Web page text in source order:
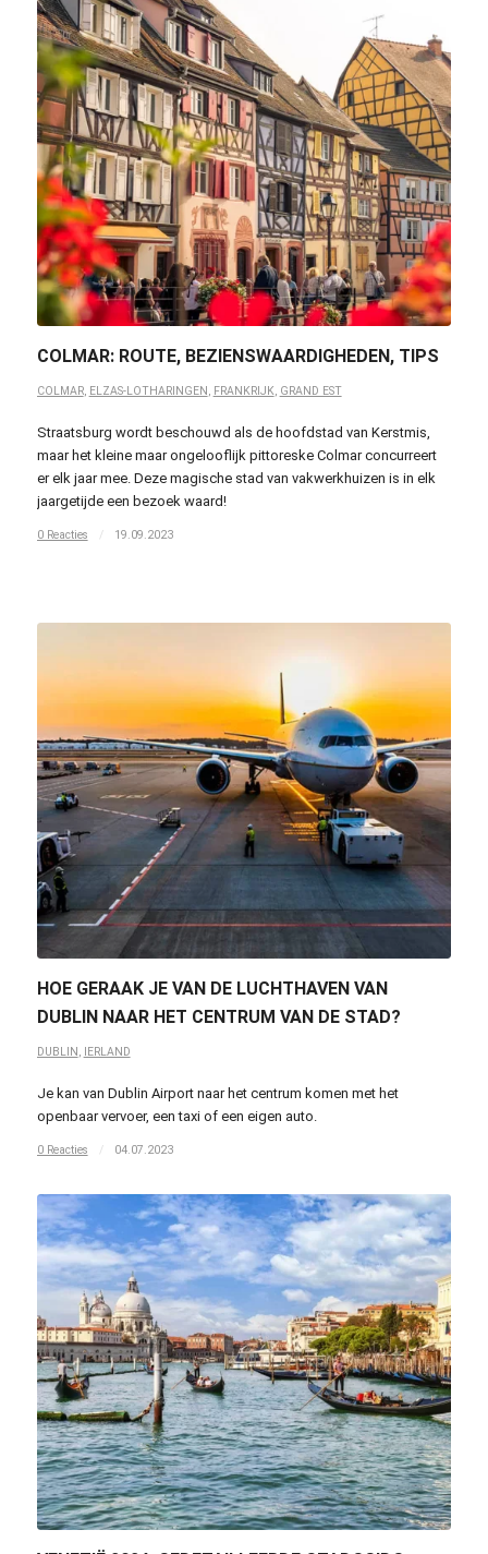
COLMAR: ROUTE, BEZIENSWAARDIGHEDEN, TIPS
COLMAR, ELZAS-LOTHARINGEN , FRANKRIJK, GRAND EST
Straatsburg wordt beschouwd als de hoofdstad van Kerstmis,
maar het kleine maar ongelooflijk pittoreske Colmar concurreert
er elk jaar mee. Deze magische stad van vakwerkhuizen is in elk
jaargetijde een bezoek waard!
0 Reacties / 19.09.2023
HOE GERAAK JE VAN DE LUCHTHAVEN VAN
DUBLIN NAAR HET CENTRUM VAN DE STAD?
DUBLIN, IERLAND
Je kan van Dublin Airport naar het centrum komen met het
openbaar vervoer, een taxi of een eigen auto.
0 Reacties / 04.07.2023